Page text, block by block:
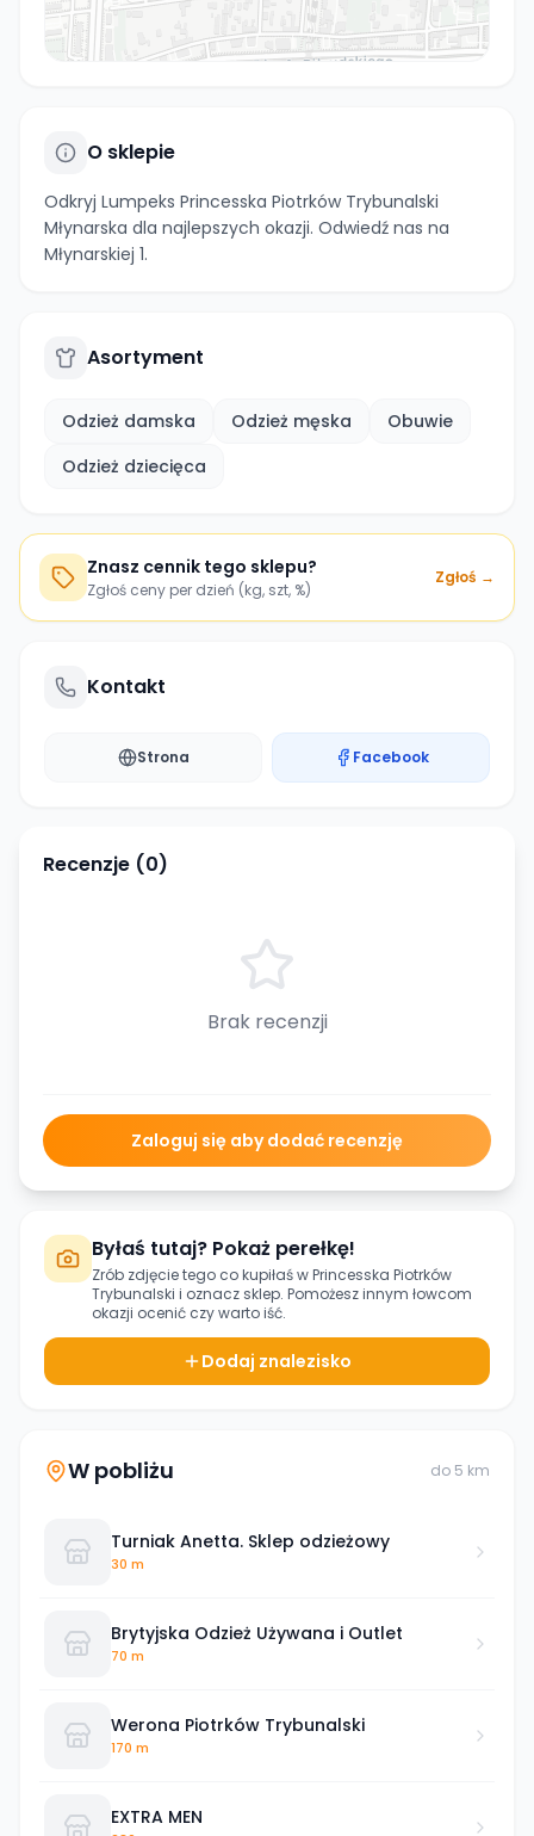
O sklepie
Odkryj Lumpeks Princesska Piotrków Trybunalski
Młynarska dla najlepszych okazji. Odwiedź nas na
Młynarskiej 1.
Asortyment
Odzież damska Odzież męska
Obuwie
Odzież dziecięca
Znasz cennik tego sklepu?
Zgłoś ceny per dzień (kg, szt, %)
Zgłoś →
Kontakt
Strona Facebook
Recenzje (0)
Brak recenzji
Zaloguj się aby dodać recenzję
Byłaś tutaj? Pokaż perełkę!
Zrób zdjęcie tego co kupiłaś wPrincesska Piotrków
Trybunalski i oznacz sklep. Pomożesz innym łowcom
okazji ocenić czy warto iść.
Dodaj znalezisko
W pobliżu do 5 km
Turniak Anetta. Sklep odzieżowy
30 m
Brytyjska Odzież Używana i Outlet
70 m
Werona Piotrków Trybunalski
170 m
EXTRA MEN